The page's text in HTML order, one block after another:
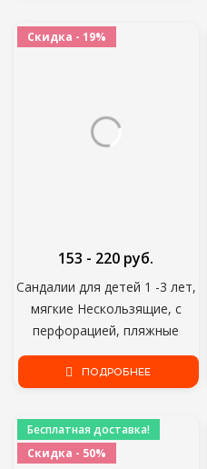
Скидка - 19%
Сандалии для детей 1 -3 лет,
мягкие Нескользящие, с
перфорацией, пляжные
босоножки для детей, для
детей, на лето
153 - 220 руб.
ПОДРОБНЕЕ
Бесплатная доставка!
Скидка - 50%